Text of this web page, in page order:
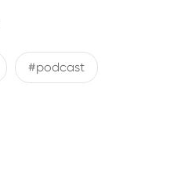
#podcast